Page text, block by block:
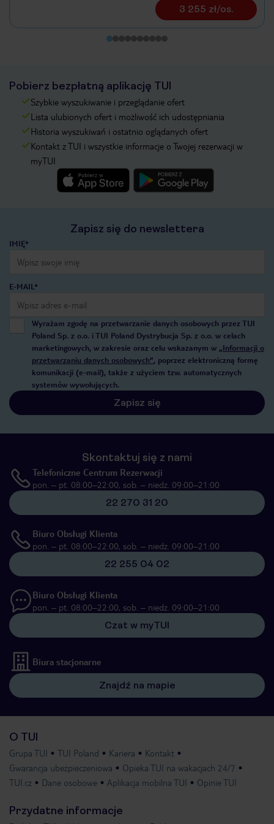
3 255 zł/os.
Pobierz bezpłatną aplikację TUI
Szybkie wyszukiwanie i przeglądanie ofert
Lista ulubionych ofert i możliwość ich udostępniania
Historia wyszukiwań i ostatnio oglądanych ofert
Kontakt z TUI i wszystkie informacje o Twojej rezerwacji w
myTUI
Zapisz się do newslettera
IMIĘ*
E-MAIL*
Wyrażam zgodę na przetwarzanie danych osobowych przez TUI
Poland Sp. z o.o. i TUI Poland Dystrybucja Sp. z o.o. w celach
marketingowych, w zakresie oraz celu wskazanym w „Informacji o
przetwarzaniu danych osobowych”, poprzez elektroniczną formę
komunikacji (e-mail), także z użyciem tzw. automatycznych
systemów wywołujących.
Zapisz się
Skontaktuj się z nami
Telefoniczne Centrum Rezerwacji
pon. – pt. 08:00–22:00, sob. – niedz. 09:00–21:00
22 270 31 20
Biuro Obsługi Klienta
pon. – pt. 08:00–22:00, sob. – niedz. 09:00–21:00
22 255 04 02
Biuro Obsługi Klienta
pon. – pt. 08:00–22:00, sob. – niedz. 09:00–21:00
Czat w myTUI
Biura stacjonarne
Znajdź na mapie
O TUI
Grupa TUI TUI Poland Kariera
Kontakt
Gwarancja ubezpieczeniowa
Opieka TUI na wakacjach 24/7
TUI.cz
Dane osobowe Aplikacja mobilna TUI Opinie TUI
Przydatne informacje